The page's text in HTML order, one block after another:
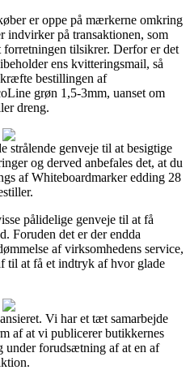
er oppe på mærkerne omkring
indvirker på transaktionen, som
forretningen tilsikrer. Derfor er det
ens kvitteringsmail, så
bestillingen af
grøn 1,5-3mm, uanset om
dreng.
strålende genveje til at besigtige
og derved anbefales det, at du
af Whiteboardmarker edding 28
pålidelige genveje til at få
Foruden det er der endda
af virksomhedens service,
til at få et indtryk af hvor glade
Vi har et tæt samarbejde
af at vi publicerer butikkernes
under forudsætning af at en af